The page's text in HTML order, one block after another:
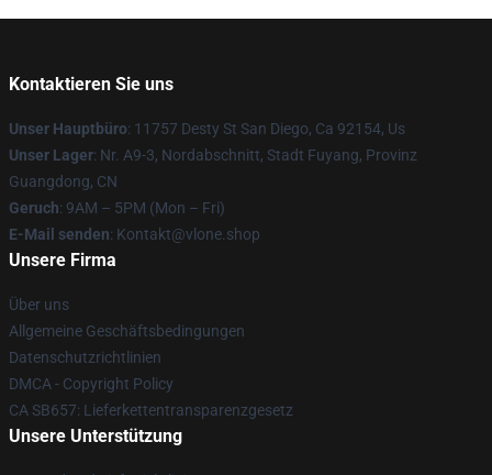
Kontaktieren Sie uns
Unser Hauptbüro: 11757 Desty St San Diego, Ca 92154, Us
Unser Lager: Nr. A9-3, Nordabschnitt, Stadt Fuyang, Provinz
Guangdong, CN
Geruch: 9AM – 5PM (Mon – Fri)
E-Mail senden: Kontakt@vlone.shop
Unsere Firma
Über uns
Allgemeine Geschäftsbedingungen
Datenschutzrichtlinien
DMCA - Copyright Policy
CA SB657: Lieferkettentransparenzgesetz
Unsere Unterstützung